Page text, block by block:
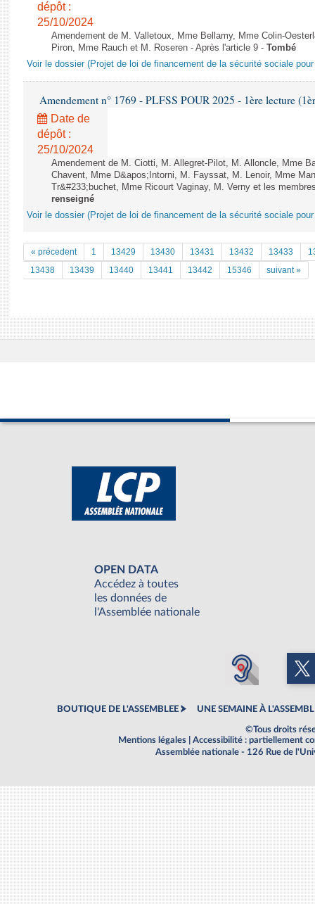
dépôt :
25/10/2024
Amendement de M. Valletoux, Mme Bellamy, Mme Colin-
Piron, Mme Rauch et M. Roseren - Après l'article 9 - Tombé
Voir le dossier (Projet de loi de financement de la sécurité sociale pour
Amendement n° 1769 - PLFSS POUR 2025 - 1ère lecture
Date de
dépôt :
25/10/2024
Amendement de M. Ciotti, M. Allegret-Pilot, M. Alloncle, Mme
Chavent, Mme D&apos;Intorni, M. Fayssat, M. Lenoir, Mme
Tr&#233;buchet, Mme Ricourt Vaginay, M. Verny et les
renseigné
Voir le dossier (Projet de loi de financement de la sécurité sociale pour
« précedent 1 13429 13430 13431 13432 13433
13438
13439 13440 13441 13442 15346 suivant »
OPEN DATA
Accédez à toutes
les données de
l'Assemblée nationale
BOUTIQUE DE L'ASSEMBLEE UNE SEMAINE À
©Tous droits
Mentions légales
Accessibilité : partiellement
Assemblée nationale - 126 Rue de